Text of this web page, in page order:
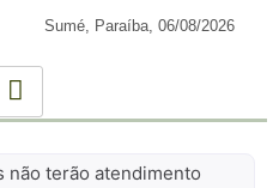
Sumé, Paraíba, 06/08/2026
não terão atendimento